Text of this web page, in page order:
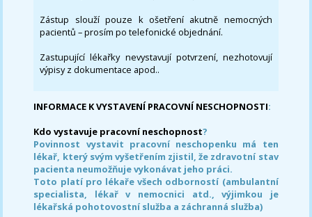
Zástup slouží pouze k ošetření akutně nemocných
pacientů – prosím po telefonické objednání.
Zastupující lékařky nevystavují potvrzení, nezhotovují
výpisy z dokumentace apod..
INFORMACE K VYSTAVENÍ PRACOVNÍ NESCHOPNOSTI:
Kdo vystavuje pracovní neschopnost?
Povinnost vystavit pracovní neschopenku má ten
lékař, který svým vyšetřením zjistil, že zdravotní stav
pacienta neumožňuje vykonávat jeho práci.
Toto platí pro lékaře všech odborností (ambulantní
specialista, lékař v nemocnici atd., výjimkou je
lékařská pohotovostní služba a záchranná služba)